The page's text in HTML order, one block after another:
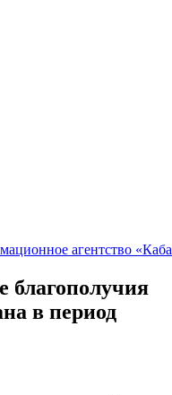
благополучия
в период